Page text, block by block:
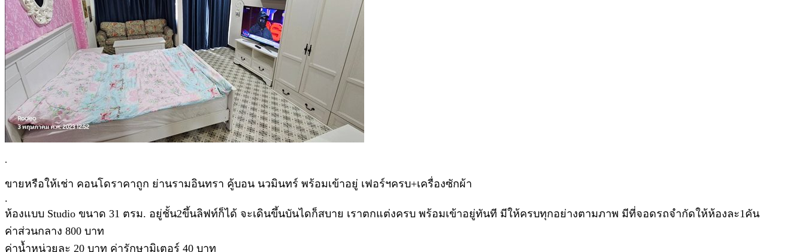
.
ขายหรือให้เช่า คอนโดราคาถูก ย่านรามอินทรา คู้บอน นวมินทร์ พร้อมเข้าอยู่ เฟอร์ฯครบ+เครื่องซักผ้า
.
ห้องแบบ Studio ขนาด 31 ตรม. อยู่ชั้น2ขึ้นลิฟท์ก็ได้ จะเดินขึ้นบันไดก็สบาย เราตกแต่งครบ พร้อมเข้าอยู่ทันที มีให้ครบทุกอย่างตามภาพ มีที่จอดรถจำกัดให้ห้องละ1คัน
ค่าส่วนกลาง 800 บาท
ค่าน้ำหน่วยละ 20 บาท ค่ารักษามิเตอร์ 40 บาท